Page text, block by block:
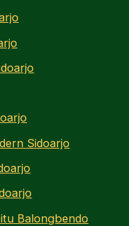
Sidoarjo
Balongbendo